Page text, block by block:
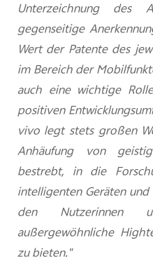
Unterzeichnung des
gegenseitige
Wert der Patente des
im Bereich der
auch eine wichtige
positiven
vivo legt stets großen
Anhäufung von
bestrebt, in die
intelligenten Geräten
den Nutzerinnen
außergewöhnliche
zu bieten."